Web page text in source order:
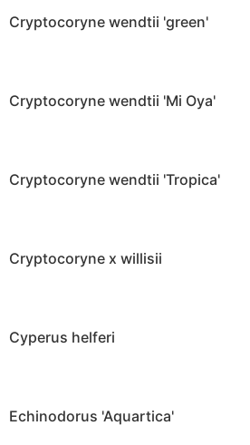
Cryptocoryne wendtii 'green'
Cryptocoryne wendtii 'Mi Oya'
Cryptocoryne wendtii 'Tropica'
Cryptocoryne x willisii
Cyperus helferi
Echinodorus 'Aquartica'